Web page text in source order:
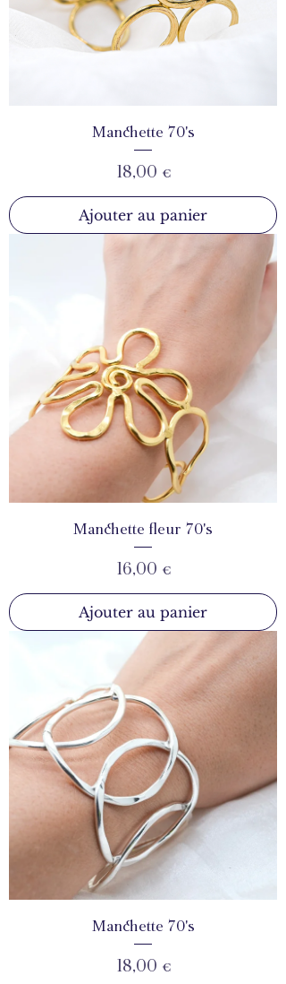
Manchette 70's
Prix
18,00 €
Ajouter au panier
Manchette fleur 70's
Prix
16,00 €
Ajouter au panier
Manchette 70's
Prix
18,00 €